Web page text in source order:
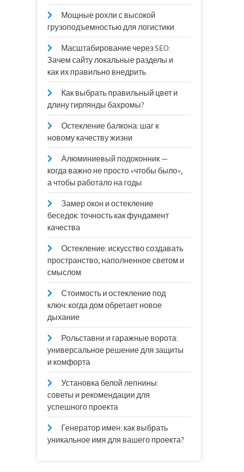
Мощные рохли с высокой
грузоподъемностью для логистики
Масштабирование через SEO:
Зачем сайту локальные разделы и
как их правильно внедрить
Как выбрать правильный цвет и
длину гирлянды бахромы?
Остекление балкона: шаг к
новому качеству жизни
Алюминиевый подоконник —
когда важно не просто «чтобы было»,
а чтобы работало на годы
Замер окон и остекление
беседок: точность как фундамент
качества
Остекление: искусство создавать
пространство, наполненное светом и
смыслом
Стоимость и остекление под
ключ: когда дом обретает новое
дыхание
Рольставни и гаражные ворота:
универсальное решение для защиты
и комфорта
Установка белой лепнины:
советы и рекомендации для
успешного проекта
Генератор имен: как выбрать
уникальное имя для вашего проекта?